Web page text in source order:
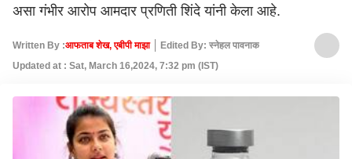
असा गंभीर आरोप आमदार प्रणिती शिंदे यांनी केला आहे.
Written By :आफताब शेख, एबीपी माझा
Edited By: स्नेहल पावनाक
Updated at : Sat, March 16,2024, 7:32 pm (IST)